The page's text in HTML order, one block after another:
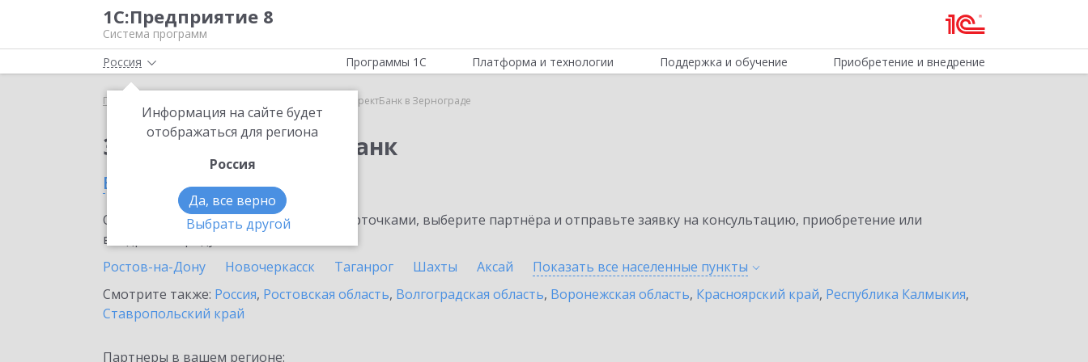
1С:Предприятие 8
Система программ
Россия
Информация на сайте будет
отображаться для региона
Россия
Да, все верно
Выбрать другой
Программы 1С Платформа и технологии Поддержка и обучение Приобретение и внедрение
Главная 1С:ДиректБанк в Зернограде
Заказать 1С:ДиректБанк
в Зернограде
Ознакомьтесь с информационными карточками, выберите партнёра и отправьте заявку на консультацию, приобретение или
внедрение продукта.
Ростов-на-Дону
Новочеркасск Таганрог Шахты Аксай Показать все населенные пункты
Смотрите также: Россия, Ростовская область, Волгоградская область, Воронежская область, Красноярский край, Республика Калмыкия,
Ставропольский край
Партнеры в вашем регионе: